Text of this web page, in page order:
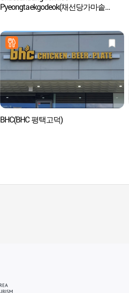
Pyeongtaekgodeok(채선당가마솥
BHC(BHC 평택고덕)